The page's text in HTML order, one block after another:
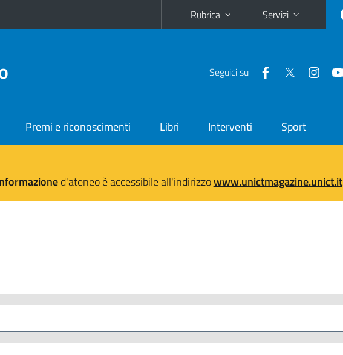
Rubrica Servizi
Seguici su
Premi e riconoscimenti Libri Interventi Sport
d'ateneo è accessibile all'indirizzowww.unictmagazine.unict.it